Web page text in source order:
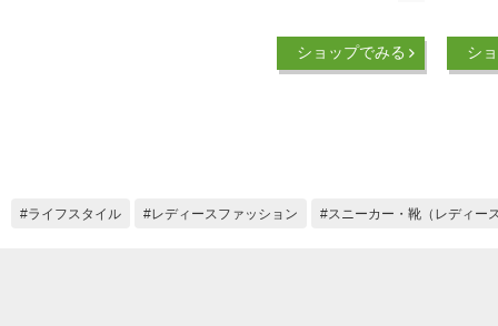
極厚タイプ 安全靴
コックシューズ 長靴
トン 立ち仕事 靴 い
ショップでみる
種 足
腱膜
ーソー
シ
ライフスタイル レディースファッション スニーカー・靴（レディー